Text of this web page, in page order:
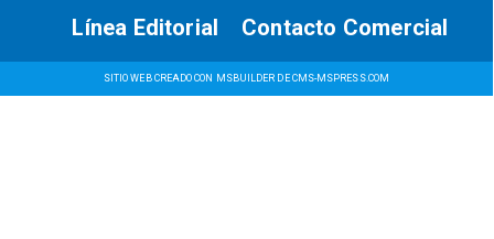
SITIO WEB CREADO CON MSBUILDER DE CMS-MSPRESS.COM
Contacto Comercial
Línea Editorial